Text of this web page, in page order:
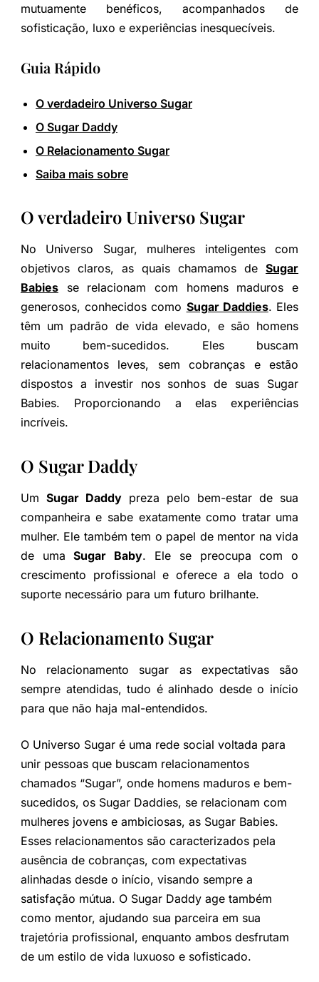
mutuamente benéficos, acompanhados de
sofisticação, luxo e experiências inesquecíveis.
Guia Rápido
O verdadeiro Universo Sugar
O Sugar Daddy
O Relacionamento Sugar
Saiba mais sobre
O verdadeiro Universo Sugar
No Universo Sugar, mulheres inteligentes com
objetivos claros, as quais chamamos deSugar
Babiesse relacionam com homens maduros e
generosos, conhecidos como Sugar Daddies. Eles
têm um padrão de vida elevado, e são homens
muito bem-sucedidos. Eles buscam
relacionamentos leves, sem cobranças e estão
dispostos a investir nos sonhos de suas Sugar
Babies. Proporcionando a elas experiências
incríveis.
O Sugar Daddy
Um Sugar Daddypreza pelo bem-estar de sua
companheira e sabe exatamente como tratar uma
mulher. Ele também tem o papel de mentor na vida
de umaSugar Baby. Ele se preocupa com o
crescimento profissional e oferece a ela todo o
suporte necessário para um futuro brilhante.
O Relacionamento Sugar
No relacionamento sugar as expectativas são
sempre atendidas, tudo é alinhado desde o início
para que não haja mal-entendidos.
O Universo Sugar é uma rede social voltada para
unir pessoas que buscam relacionamentos
chamados “Sugar”, onde homens maduros e bem-
sucedidos, os Sugar Daddies, se relacionam com
mulheres jovens e ambiciosas, as Sugar Babies.
Esses relacionamentos são caracterizados pela
ausência de cobranças, com expectativas
alinhadas desde o início, visando sempre a
satisfação mútua. O Sugar Daddy age também
como mentor, ajudando sua parceira em sua
trajetória profissional, enquanto ambos desfrutam
de um estilo de vida luxuoso e sofisticado.